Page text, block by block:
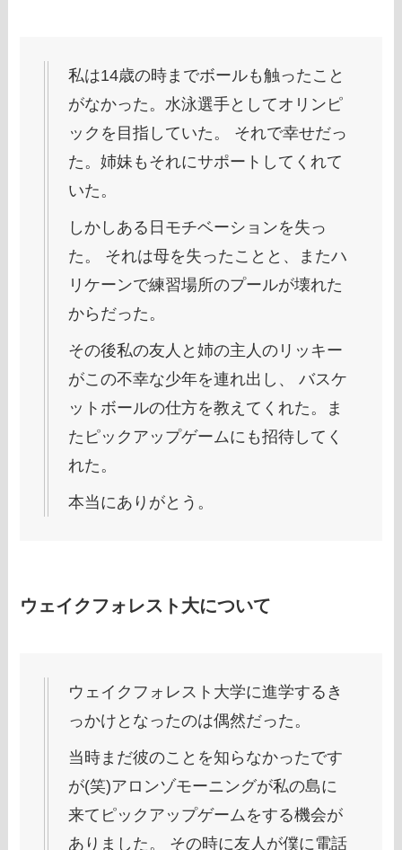
私は14歳の時までボールも触ったこと
がなかった。水泳選手としてオリンピ
ックを目指していた。 それで幸せだっ
た。姉妹もそれにサポートしてくれて
いた。
しかしある日モチベーションを失っ
た。 それは母を失ったことと、またハ
リケーンで練習場所のプールが壊れた
からだった。
その後私の友人と姉の主人のリッキー
がこの不幸な少年を連れ出し、 バスケ
ットボールの仕方を教えてくれた。ま
たピックアップゲームにも招待してく
れた。
本当にありがとう。
ウェイクフォレスト大について
ウェイクフォレスト大学に進学するき
っかけとなったのは偶然だった。
当時まだ彼のことを知らなかったです
が(笑)アロンゾモーニングが私の島に
来てピックアップゲームをする機会が
ありました。 その時に友人が僕に電話